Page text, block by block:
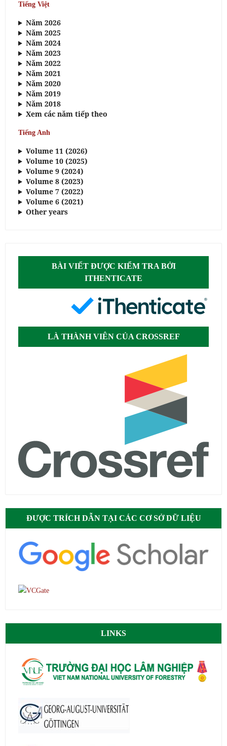
Tiếng Việt
Năm 2026
Năm 2025
Năm 2024
Năm 2023
Năm 2022
Năm 2021
Năm 2020
Năm 2019
Năm 2018
Xem các năm tiếp theo
Tiếng Anh
Volume 11 (2026)
Volume 10 (2025)
Volume 9 (2024)
Volume 8 (2023)
Volume 7 (2022)
Volume 6 (2021)
Other years
BÀI VIẾT ĐƯỢC KIỂM TRA BỞI
ITHENTICATE
LÀ THÀNH VIÊN CỦA CROSSREF
ĐƯỢC TRÍCH DẪN TẠI CÁC CƠ SỞ DỮ LIỆU
LINKS